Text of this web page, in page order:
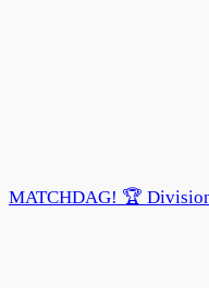
MATCHDAG! 🏆